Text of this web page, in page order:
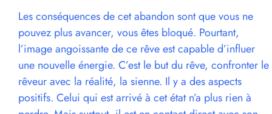
Les conséquences de cet abandon sont que vous ne
pouvez plus avancer, vous êtes bloqué. Pourtant,
l’image angoissante de ce rêve est capable d’influer
une nouvelle énergie. C’est le but du rêve, confronter le
rêveur avec la réalité, la sienne. Il y a des aspects
positifs. Celui qui est arrivé à cet état n’a plus rien à